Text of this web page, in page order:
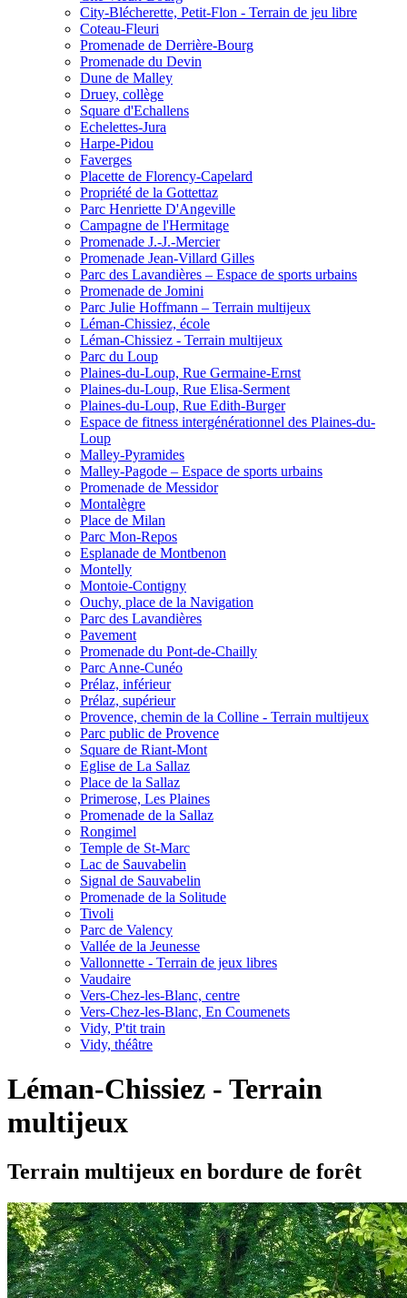
City-Blécherette, Petit-Flon - Terrain de jeu libre
Coteau-Fleuri
Promenade de Derrière-Bourg
Promenade du Devin
Dune de Malley
Druey, collège
Square d'Echallens
Echelettes-Jura
Harpe-Pidou
Faverges
Placette de Florency-Capelard
Propriété de la Gottettaz
Parc Henriette D'Angeville
Campagne de l'Hermitage
Promenade J.-J.-Mercier
Promenade Jean-Villard Gilles
Parc des Lavandières – Espace de sports urbains
Promenade de Jomini
Parc Julie Hoffmann – Terrain multijeux
Léman-Chissiez, école
Léman-Chissiez - Terrain multijeux
Parc du Loup
Plaines-du-Loup, Rue Germaine-Ernst
Plaines-du-Loup, Rue Elisa-Serment
Plaines-du-Loup, Rue Edith-Burger
Espace de fitness intergénérationnel des Plaines-du-
Loup
Malley-Pyramides
Malley-Pagode – Espace de sports urbains
Promenade de Messidor
Montalègre
Place de Milan
Parc Mon-Repos
Esplanade de Montbenon
Montelly
Montoie-Contigny
Ouchy, place de la Navigation
Parc des Lavandières
Pavement
Promenade du Pont-de-Chailly
Parc Anne-Cunéo
Prélaz, inférieur
Prélaz, supérieur
Provence, chemin de la Colline - Terrain multijeux
Parc public de Provence
Square de Riant-Mont
Eglise de La Sallaz
Place de la Sallaz
Primerose, Les Plaines
Promenade de la Sallaz
Rongimel
Temple de St-Marc
Lac de Sauvabelin
Signal de Sauvabelin
Promenade de la Solitude
Tivoli
Parc de Valency
Vallée de la Jeunesse
Vallonnette - Terrain de jeux libres
Vaudaire
Vers-Chez-les-Blanc, centre
Vers-Chez-les-Blanc, En Coumenets
Vidy, P'tit train
Vidy, théâtre
Léman-Chissiez - Terrain
multijeux
Terrain multijeux en bordure de forêt